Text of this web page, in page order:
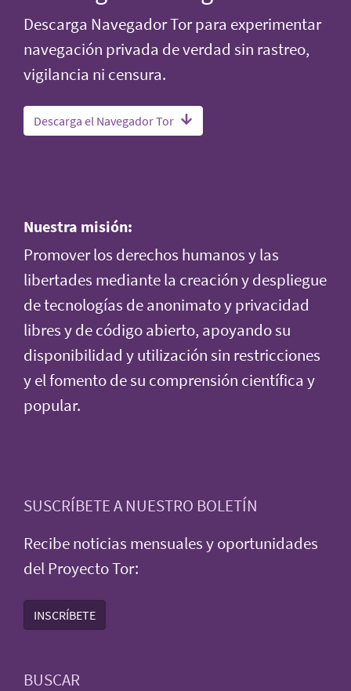
Descarga Navegador Tor para experimentar
navegación privada de verdad sin rastreo,
vigilancia ni censura.
Descarga el Navegador Tor
Nuestra misión:
Promover los derechos humanos y las
libertades mediante la creación y despliegue
de tecnologías de anonimato y privacidad
libres y de código abierto, apoyando su
disponibilidad y utilización sin restricciones
y el fomento de su comprensión científica y
popular.
SUSCRÍBETE A NUESTRO BOLETÍN
Recibe noticias mensuales y oportunidades
del Proyecto Tor:
INSCRÍBETE
BUSCAR